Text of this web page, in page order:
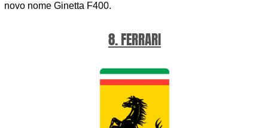
novo nome Ginetta F400.
8. FERRARI